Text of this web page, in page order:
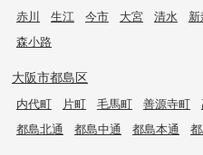
赤川 生江 今市 大宮 清水 新
森小路
大阪市都島区
内代町 片町 毛馬町 善源寺町
都島北通
都島中通 都島本通